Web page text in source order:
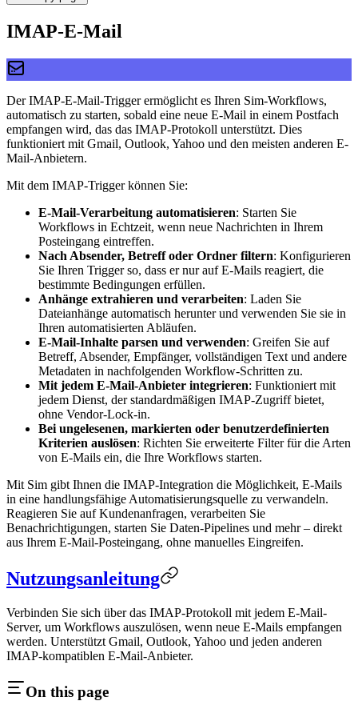
IMAP-E-Mail
Der IMAP-E-Mail-Trigger ermöglicht es Ihren Sim-Workflows,
automatisch zu starten, sobald eine neue E-Mail in einem Postfach
empfangen wird, das das IMAP-Protokoll unterstützt. Dies
funktioniert mit Gmail, Outlook, Yahoo und den meisten anderen E-
Mail-Anbietern.
Mit dem IMAP-Trigger können Sie:
E-Mail-Verarbeitung automatisieren: Starten Sie
Workflows in Echtzeit, wenn neue Nachrichten in Ihrem
Posteingang eintreffen.
Nach Absender, Betreff oder Ordner filtern: Konfigurieren
Sie Ihren Trigger so, dass er nur auf E-Mails reagiert, die
bestimmte Bedingungen erfüllen.
Anhänge extrahieren und verarbeiten: Laden Sie
Dateianhänge automatisch herunter und verwenden Sie sie in
Ihren automatisierten Abläufen.
E-Mail-Inhalte parsen und verwenden: Greifen Sie auf
Betreff, Absender, Empfänger, vollständigen Text und andere
Metadaten in nachfolgenden Workflow-Schritten zu.
Mit jedem E-Mail-Anbieter integrieren: Funktioniert mit
jedem Dienst, der standardmäßigen IMAP-Zugriff bietet,
ohne Vendor-Lock-in.
Bei ungelesenen, markierten oder benutzerdefinierten
Kriterien auslösen: Richten Sie erweiterte Filter für die Arten
von E-Mails ein, die Ihre Workflows starten.
Mit Sim gibt Ihnen die IMAP-Integration die Möglichkeit, E-Mails
in eine handlungsfähige Automatisierungsquelle zu verwandeln.
Reagieren Sie auf Kundenanfragen, verarbeiten Sie
Benachrichtigungen, starten Sie Daten-Pipelines und mehr – direkt
aus Ihrem E-Mail-Posteingang, ohne manuelles Eingreifen.
Nutzungsanleitung
Verbinden Sie sich über das IMAP-Protokoll mit jedem E-Mail-
Server, um Workflows auszulösen, wenn neue E-Mails empfangen
werden. Unterstützt Gmail, Outlook, Yahoo und jeden anderen
IMAP-kompatiblen E-Mail-Anbieter.
On this page